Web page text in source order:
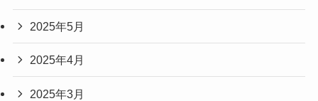
2025年5月
2025年4月
2025年3月